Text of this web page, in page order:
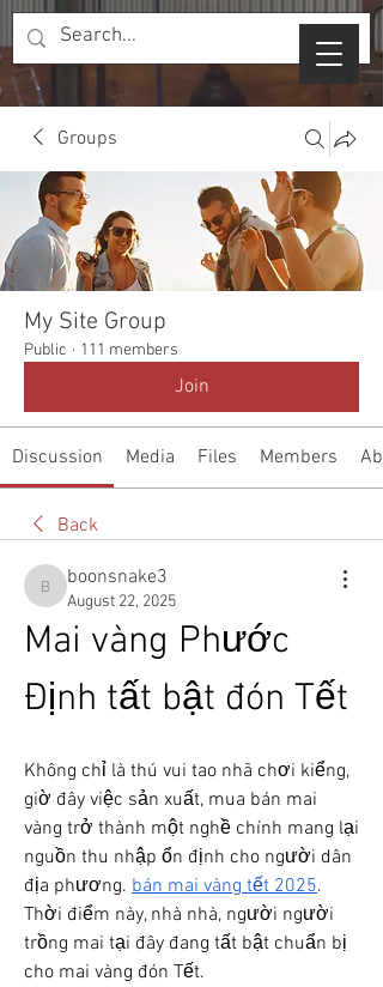
Groups
My Site Group
Public · 111 members
Join
Discussion Media Files Members
Back
boonsnake3
boonsnake3
August 22, 2025
Mai vàng Phước
Định tất bật đón Tết
Không chỉ là thú vui tao nhã chơi kiểng,
giờ đây việc sản xuất, mua bán mai
vàng trở thành một nghề chính mang lại
nguồn thu nhập ổn định cho người dân
địa phương. bán mai vàng tết 2025.
Thời điểm này, nhà nhà, người người
trồng mai tại đây đang tất bật chuẩn bị
cho mai vàng đón Tết.